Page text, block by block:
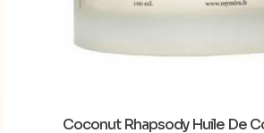
Coconut Rhapsody Huile De